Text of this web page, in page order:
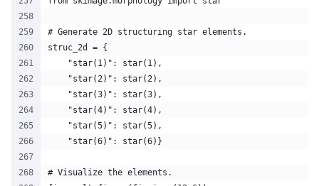
# Generate 2D structuring star elements.
struc_2d = {
    "star(1)": star(1),
    "star(2)": star(2),
    "star(3)": star(3),
    "star(4)": star(4),
    "star(5)": star(5),
    "star(6)": star(6)}
# Visualize the elements.